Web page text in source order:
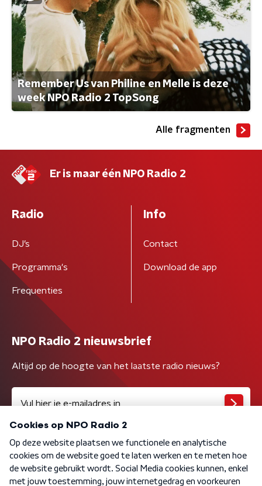
Remember Us van Philine en Melle is deze
week NPO Radio 2 TopSong
Alle fragmenten
Er is maar één NPO Radio 2
Radio
DJ’s
Programma's
Frequenties
Info
Contact
Download de app
NPO Radio 2 nieuwsbrief
Altijd op de hoogte van het laatste radio nieuws?
Algemene voorwaarden